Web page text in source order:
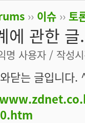
›› 이슈 ›› 토
에 관한 글
명 사용자 / 작성
닫는 글입니다.